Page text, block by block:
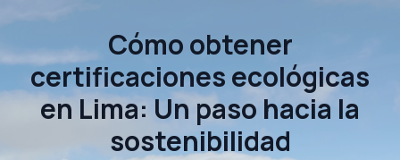
Cómo obtener
certificaciones ecológicas
en Lima: Un paso hacia la
sostenibilidad